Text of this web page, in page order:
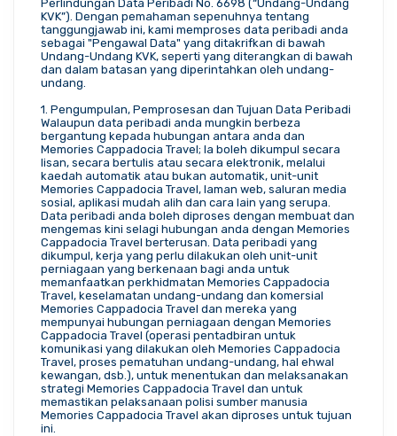
Perlindungan Data Peribadi No. 6698 (“Undang-Undang
KVK”). Dengan pemahaman sepenuhnya tentang
tanggungjawab ini, kami memproses data peribadi anda
sebagai "Pengawal Data" yang ditakrifkan di bawah
Undang-Undang KVK, seperti yang diterangkan di bawah
dan dalam batasan yang diperintahkan oleh undang-
undang.
1. Pengumpulan, Pemprosesan dan Tujuan Data Peribadi
Walaupun data peribadi anda mungkin berbeza
bergantung kepada hubungan antara anda dan
Memories Cappadocia Travel; Ia boleh dikumpul secara
lisan, secara bertulis atau secara elektronik, melalui
kaedah automatik atau bukan automatik, unit-unit
Memories Cappadocia Travel, laman web, saluran media
sosial, aplikasi mudah alih dan cara lain yang serupa.
Data peribadi anda boleh diproses dengan membuat dan
mengemas kini selagi hubungan anda dengan Memories
Cappadocia Travel berterusan. Data peribadi yang
dikumpul, kerja yang perlu dilakukan oleh unit-unit
perniagaan yang berkenaan bagi anda untuk
memanfaatkan perkhidmatan Memories Cappadocia
Travel, keselamatan undang-undang dan komersial
Memories Cappadocia Travel dan mereka yang
mempunyai hubungan perniagaan dengan Memories
Cappadocia Travel (operasi pentadbiran untuk
komunikasi yang dilakukan oleh Memories Cappadocia
Travel, proses pematuhan undang-undang, hal ehwal
kewangan, dsb.), untuk menentukan dan melaksanakan
strategi Memories Cappadocia Travel dan untuk
memastikan pelaksanaan polisi sumber manusia
Memories Cappadocia Travel akan diproses untuk tujuan
ini.